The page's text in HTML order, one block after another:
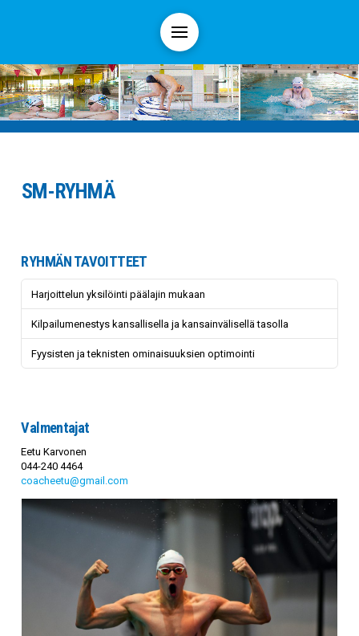
SM-RYHMÄ
RYHMÄN TAVOITTEET
Harjoittelun yksilöinti päälajin mukaan
Kilpailumenestys kansallisella ja kansainvälisellä tasolla
Fyysisten ja teknisten ominaisuuksien optimointi
Valmentajat
Eetu Karvonen
044-240 4464
coacheetu@gmail.com